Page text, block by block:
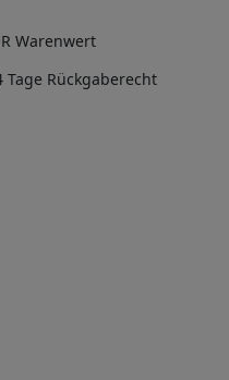
Warenwert
Tage Rückgaberecht